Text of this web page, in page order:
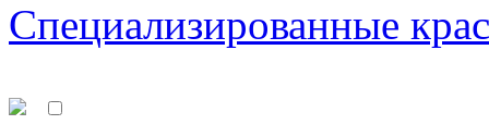
Специализированные